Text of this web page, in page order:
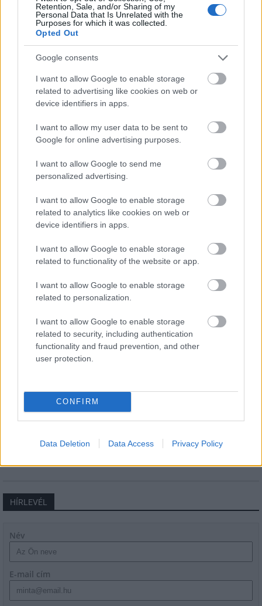
Retention, Sale, and/or Sharing of my
Personal Data that Is Unrelated with the
Purposes for which it was collected.
Opted Out
Google consents
I want to allow Google to enable storage
related to advertising like cookies on web or
device identifiers in apps.
I want to allow my user data to be sent to
Google for online advertising purposes.
I want to allow Google to send me
personalized advertising.
I want to allow Google to enable storage
related to analytics like cookies on web or
device identifiers in apps.
I want to allow Google to enable storage
related to functionality of the website or app.
I want to allow Google to enable storage
related to personalization.
I want to allow Google to enable storage
related to security, including authentication
functionality and fraud prevention, and other
user protection.
CONFIRM
Data Deletion Data Access Privacy Policy
Épkar Zrt. Aktív Kft.
Épített öröksége megújításával is készül Mohács a
csata ötszázadik évfordulójára
városban is számos beruházás készült el vagy közeledik a
befejezéshez. Új parkolóház létesül, megújul a városháza és a
A tengerfenék alatt négy óriáskábellel
kötik össze Spanyolország és
hálózatát
Még több zöld, még több virág és új
játszótér Debrecen egyik legfontosabb
terén
Fából épül Budakeszi új óvodája
Gyárleállításokkal és átszervezett
termeléssel tehermentesíti a
HÍRLEVÉL
Név
E-mail cím